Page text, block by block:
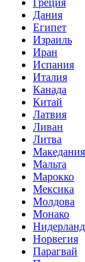
Греция
Дания
Египет
Израиль
Иран
Испания
Италия
Канада
Китай
Латвия
Ливан
Литва
Македания
Мальта
Марокко
Мексика
Молдова
Монако
Норвегия
Парагвай